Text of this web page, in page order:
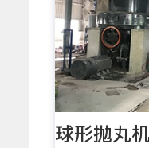
球形抛丸